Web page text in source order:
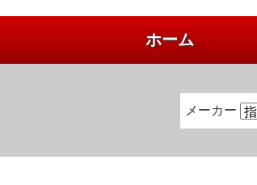
ホーム
メーカー